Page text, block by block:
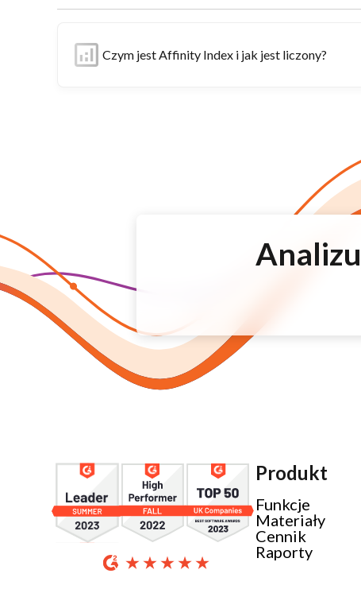
Czym jest Affinity Index i jak jest liczony?
Produkt
Funkcje
Materiały
Cennik
Raporty